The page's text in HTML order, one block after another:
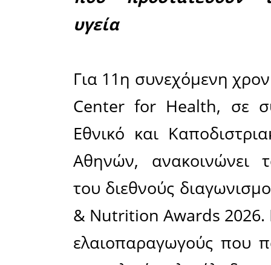
• 4
• Τα